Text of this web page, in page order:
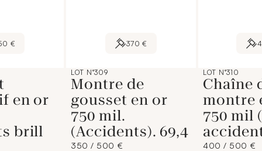
€
en or
brill
370 €
LOT N°309
Montre de
gousset en or
750 mil.
(Accidents). 69,4
350 / 500 €
LOT N°310
Chaîne
montre
750 mil
400 / 500 €